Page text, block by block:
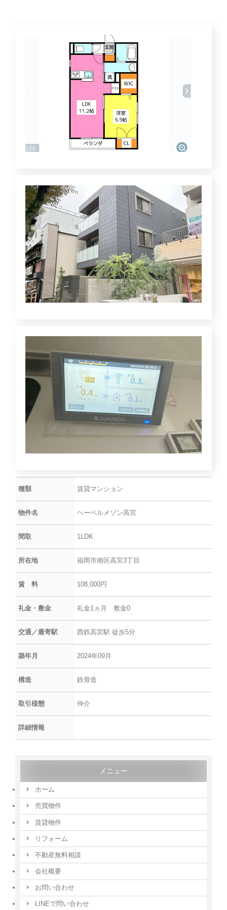
種類 賃貸マンション
物件名 ヘーベルメゾン高宮
間取 1LDK
所在地 福岡市南区高宮3丁目
賃 料 108,000円
礼金・敷金 礼金1ヵ月 敷金0
交通／最寄駅 西鉄高宮駅 徒歩5分
築年月 2024年09月
構造 鉄骨造
取引様態 仲介
詳細情報
メニュー
ホーム
売買物件
賃貸物件
リフォーム
不動産無料相談
会社概要
お問い合わせ
LINEで問い合わせ